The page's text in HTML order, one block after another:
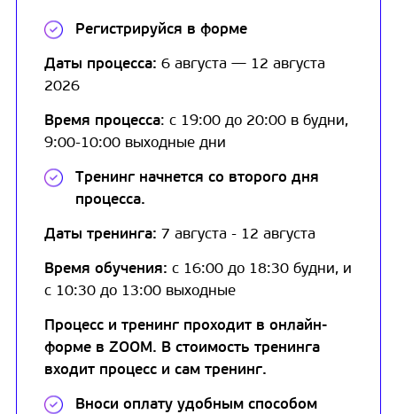
Регистрируйся в форме
Даты процесса: 6 августа — 12 августа
2026
Время процесса: с 19:00 до 20:00 в будни,
9:00-10:00 выходные дни
Тренинг начнется со второго дня
процесса.
Даты тренинга: 7 августа - 12 августа
Время обучения: с 16:00 до 18:30 будни, и
с 10:30 до 13:00 выходные
Процесс и тренинг проходит в онлайн-
форме в ZOOM. В стоимость тренинга
входит процесс и сам тренинг.
Вноси оплату удобным способом